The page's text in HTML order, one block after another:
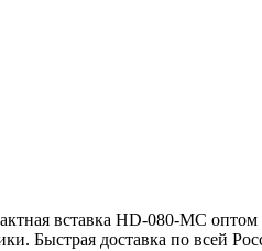
вставка HD-080-MC
Быстрая доставка по всей